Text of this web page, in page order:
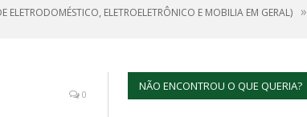
ELETROELETRÔNICO E MOBILIA EM GERAL) »
0
NÃO ENCONTROU O QUE QUERIA?